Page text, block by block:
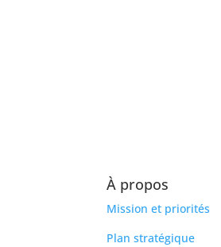
À propos
Mission et priorités
Plan stratégique